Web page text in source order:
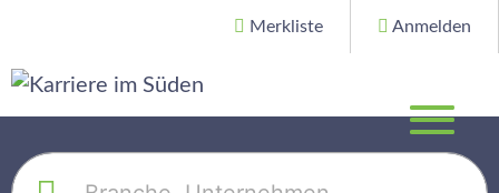
Merkliste Anmelden